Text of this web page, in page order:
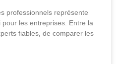
professionnels représente
les entreprises. Entre la
fiables, de comparer les